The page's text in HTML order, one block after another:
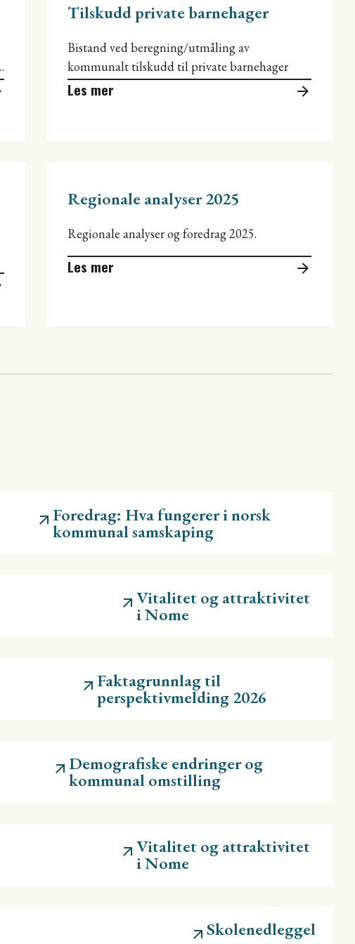
Tilskudd private barnehager
Bistand ved beregning/utmåling av
kommunalt tilskudd til private barnehager
Les mer
Regionale analyser 2025
Regionale analyser og foredrag 2025.
Les mer
Foredrag: Hva fungerer i norsk
kommunal samskaping
Vitalitet og attraktivitet
i Nome
Faktagrunnlag til
perspektivmelding 2026
Demografiske endringer og
kommunal omstilling
Vitalitet og attraktivitet
i Nome
Skolenedleggel